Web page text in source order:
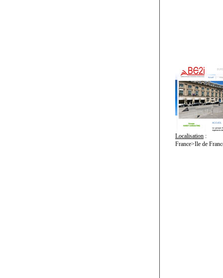
Localisation :
France>Ile de